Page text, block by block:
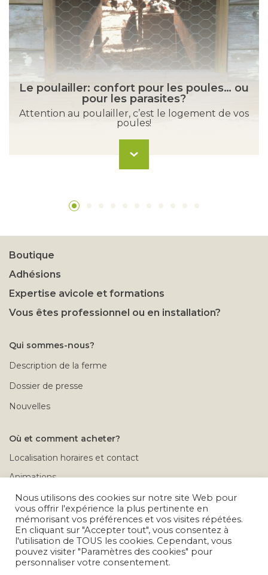
Le poulailler: confort pour les poules… ou
pour les parasites?
Attention au poulailler, c’est le logement de vos
poules!
Boutique
Adhésions
Expertise avicole et formations
Vous êtes professionnel ou en installation?
Qui sommes-nous?
Description de la ferme
Dossier de presse
Nouvelles
Où et comment acheter?
Localisation horaires et contact
Animations
Rendez-vous à la ferme
Conditions de vente
Calendrier des déplacements
Problèmes après achat
Nous utilisons des cookies sur notre site Web pour
vous offrir l'expérience la plus pertinente en
mémorisant vos préférences et vos visites répétées.
En cliquant sur "Accepter tout", vous consentez à
l'utilisation de TOUS les cookies. Cependant, vous
pouvez visiter "Paramètres des cookies" pour
personnaliser votre consentement.